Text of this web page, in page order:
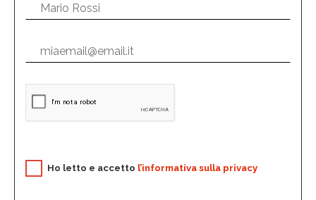
Ho letto e accetto l’informativa sulla privacy